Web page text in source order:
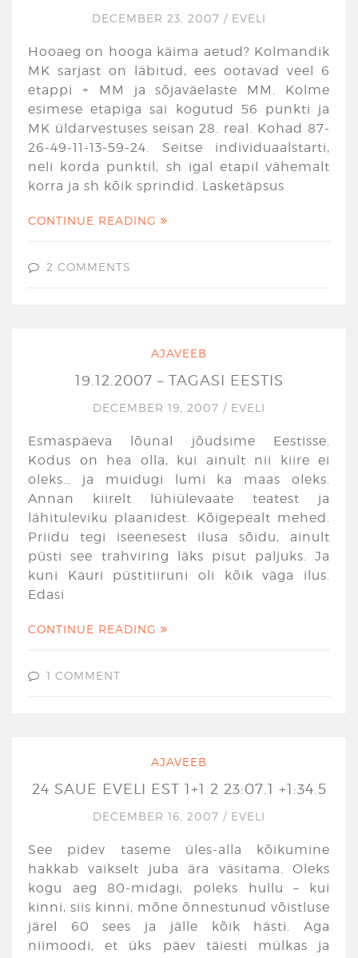
DECEMBER 23, 2007 / EVELI
Hooaeg on hooga käima aetud? Kolmandik
MK sarjast on läbitud, ees ootavad veel 6
etappi + MM ja sõjaväelaste MM. Kolme
esimese etapiga sai kogutud 56 punkti ja
MK üldarvestuses seisan 28. real. Kohad 87-
26-49-11-13-59-24. Seitse individuaalstarti,
neli korda punktil, sh igal etapil vähemalt
korra ja sh kõik sprindid. Lasketäpsus
CONTINUE READING
2 COMMENTS
AJAVEEB
19.12.2007 – TAGASI EESTIS
DECEMBER 19, 2007 / EVELI
Esmaspäeva lõunal jõudsime Eestisse.
Kodus on hea olla, kui ainult nii kiire ei
oleks… ja muidugi lumi ka maas oleks.
Annan kiirelt lühiülevaate teatest ja
lähituleviku plaanidest. Kõigepealt mehed.
Priidu tegi iseenesest ilusa sõidu, ainult
püsti see trahviring läks pisut paljuks. Ja
kuni Kauri püstitiiruni oli kõik väga ilus.
Edasi
CONTINUE READING
1 COMMENT
AJAVEEB
24 SAUE EVELI EST 1+1 2 23:07.1 +1:34.5
DECEMBER 16, 2007 / EVELI
See pidev taseme üles-alla kõikumine
hakkab vaikselt juba ära väsitama. Oleks
kogu aeg 80-midagi, poleks hullu – kui
kinni, siis kinni, mõne õnnestunud võistluse
järel 60 sees ja jälle kõik hästi. Aga
niimoodi, et üks päev täiesti mülkas ja